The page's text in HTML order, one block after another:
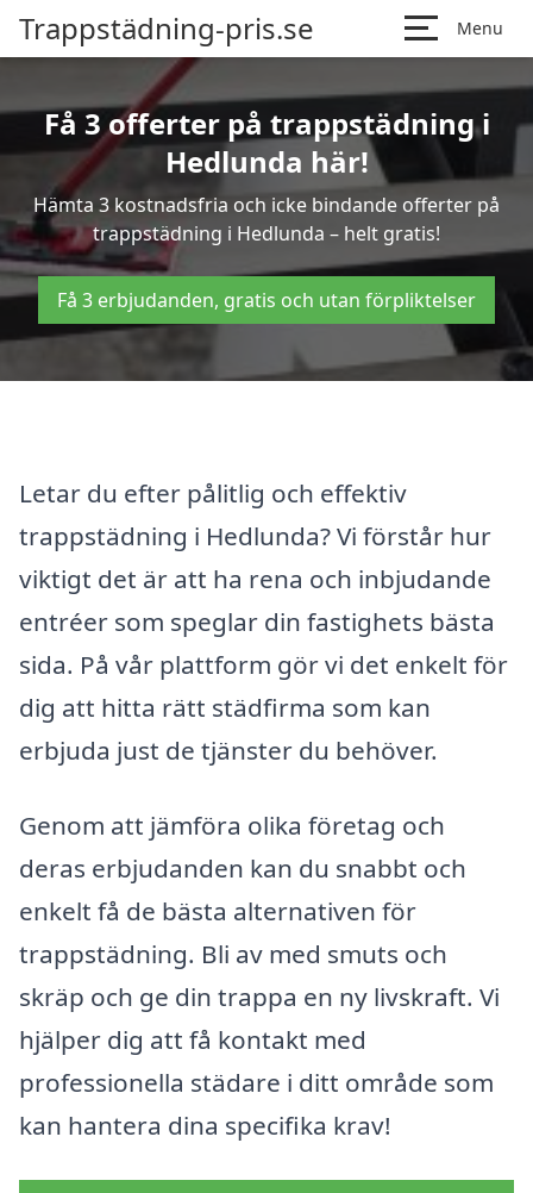
Trappstädning-pris.se Menu
Få 3 offerter på trappstädning i
Hedlunda här!
Hämta 3 kostnadsfria och icke bindande offerter på
trappstädning i Hedlunda – helt gratis!
Få 3 erbjudanden, gratis och utan förpliktelser
Letar du efter pålitlig och effektiv
trappstädning i Hedlunda? Vi förstår hur
viktigt det är att ha rena och inbjudande
entréer som speglar din fastighets bästa
sida. På vår plattform gör vi det enkelt för
dig att hitta rätt städfirma som kan
erbjuda just de tjänster du behöver.
Genom att jämföra olika företag och
deras erbjudanden kan du snabbt och
enkelt få de bästa alternativen för
trappstädning. Bli av med smuts och
skräp och ge din trappa en ny livskraft. Vi
hjälper dig att få kontakt med
professionella städare i ditt område som
kan hantera dina specifika krav!